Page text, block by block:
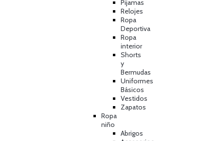
Pijamas
Relojes
Ropa
Deportiva
Ropa
interior
Shorts
y
Bermudas
Uniformes
Básicos
Vestidos
Zapatos
Ropa
niño
Abrigos